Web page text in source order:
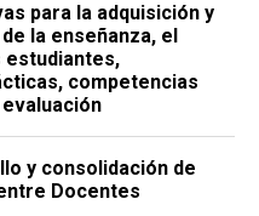
para la adquisición y
la enseñanza, el
estudiantes,
competencias
y consolidación de
Docentes